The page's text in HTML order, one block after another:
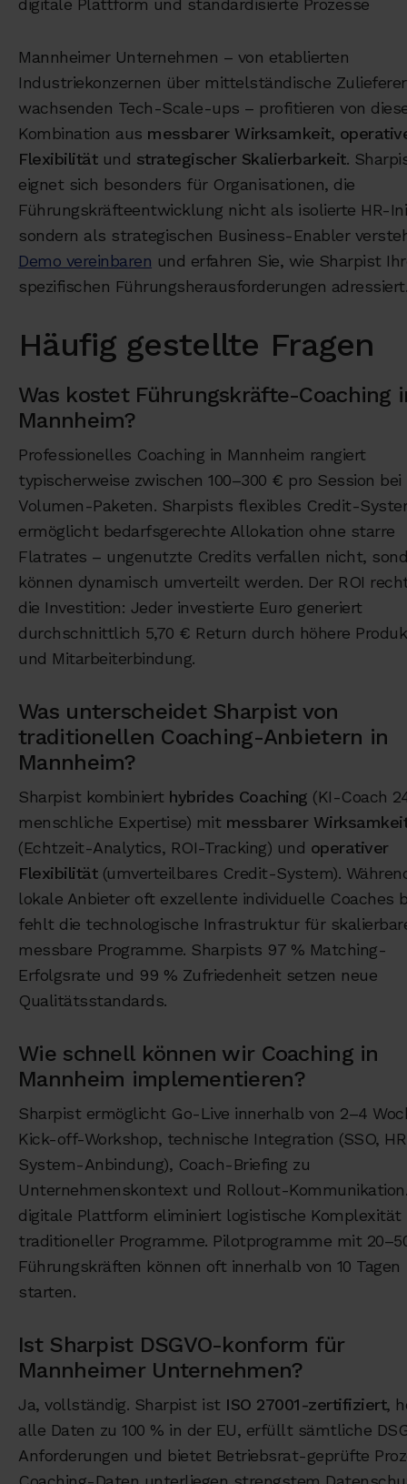
digitale Plattform und standardisierte Prozesse
Mannheimer Unternehmen – von etablierten
Industriekonzernen über mittelständische
wachsenden Tech-Scale-ups – profitieren von
Kombination aus messbarer Wirksamkeit,
Flexibilitätund strategischer Skalierbarkeit.
eignet sich besonders für Organisationen, die
Führungskräfteentwicklung nicht als isolierte HR-
sondern als strategischen Business-Enabler
Demo vereinbaren und erfahren Sie, wie Sharpist
spezifischen Führungsherausforderungen
Häufig gestellte Fragen
Was kostet Führungskräfte-Coaching
Mannheim?
Professionelles Coaching in Mannheim rangiert
typischerweise zwischen 100–300 € pro Session bei
Volumen-Paketen. Sharpists flexibles Credit-
ermöglicht bedarfsgerechte Allokation ohne starre
Flatrates – ungenutzte Credits verfallen nicht,
können dynamisch umverteilt werden. Der ROI
die Investition: Jeder investierte Euro generiert
durchschnittlich 5,70 € Return durch höhere
und Mitarbeiterbindung.
Was unterscheidet Sharpist von
traditionellen Coaching-Anbietern in
Mannheim?
Sharpist kombiniert hybrides Coaching (KI-Coach
menschliche Expertise) mit messbarer
(Echtzeit-Analytics, ROI-Tracking) und operativer
Flexibilität(umverteilbares Credit-System).
lokale Anbieter oft exzellente individuelle Coaches
fehlt die technologische Infrastruktur für
messbare Programme. Sharpists 97 % Matching-
Erfolgsrate und 99 % Zufriedenheit setzen neue
Qualitätsstandards.
Wie schnell können wir Coaching in
Mannheim implementieren?
Sharpist ermöglicht Go-Live innerhalb von 2–4
Kick-off-Workshop, technische Integration (SSO,
System-Anbindung), Coach-Briefing zu
Unternehmenskontext und Rollout-
digitale Plattform eliminiert logistische Komplexität
traditioneller Programme. Pilotprogramme mit
Führungskräften können oft innerhalb von 10 Tagen
starten.
Ist Sharpist DSGVO-konform für
Mannheimer Unternehmen?
Ja, vollständig. Sharpist ist ISO 27001-zertifiziert,
alle Daten zu 100 % in der EU, erfüllt sämtliche
Anforderungen und bietet Betriebsrat-geprüfte